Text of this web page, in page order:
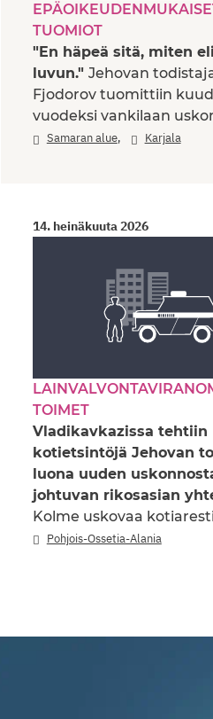
TUOMIOT
"En häpeä sitä, miten
luvun." Jehovan
Fjodorov tuomittiin
vuodeksi vankilaan
Samaran alue, Karjala
14. heinäkuuta 2026
TOIMET
Vladikavkazissa tehtiin
kotietsintöjä Jehovan
luona uuden
johtuvan rikosasian
Kolme uskovaa
Pohjois-Ossetia-Alania